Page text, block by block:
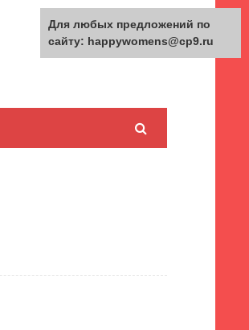
Для любых предложений по
сайту: happywomens@cp9.ru